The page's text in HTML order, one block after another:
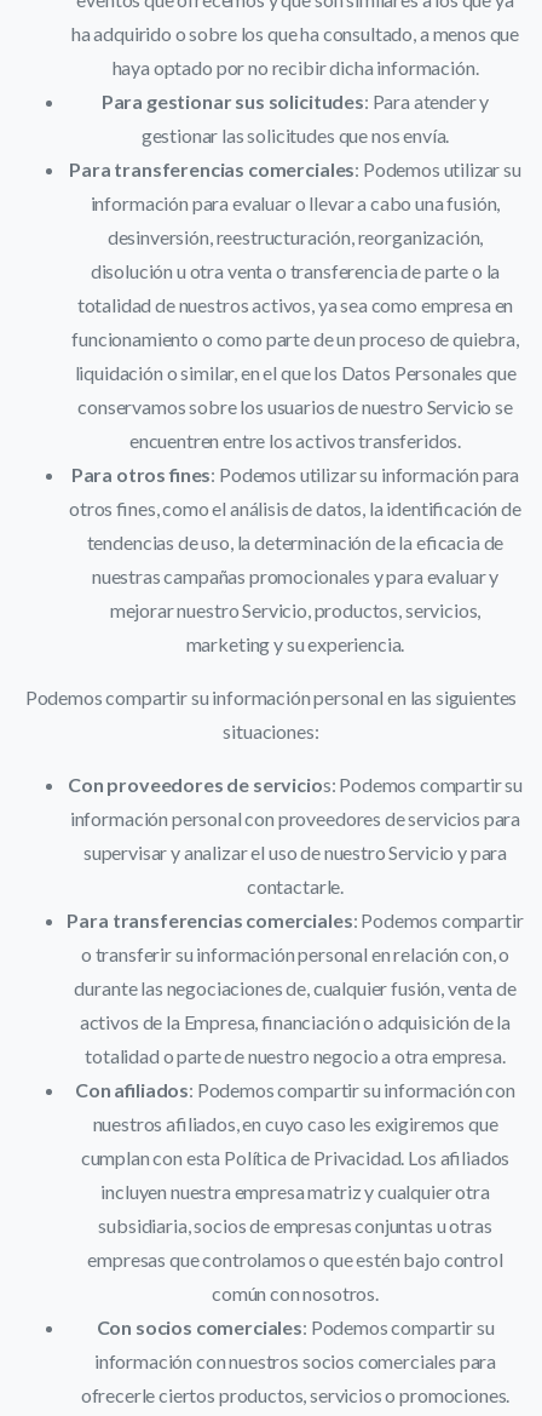
ha adquirido o sobre los que ha consultado, a menos que
haya optado por no recibir dicha información.
Para gestionar sus solicitudes: Para atender y
gestionar las solicitudes que nos envía.
Para transferencias comerciales: Podemos utilizar su
información para evaluar o llevar a cabo una fusión,
desinversión, reestructuración, reorganización,
disolución u otra venta o transferencia de parte o la
totalidad de nuestros activos, ya sea como empresa en
funcionamiento o como parte de un proceso de quiebra,
liquidación o similar, en el que los Datos Personales que
conservamos sobre los usuarios de nuestro Servicio se
encuentren entre los activos transferidos.
Para otros fines: Podemos utilizar su información para
otros fines, como el análisis de datos, la identificación de
tendencias de uso, la determinación de la eficacia de
nuestras campañas promocionales y para evaluar y
mejorar nuestro Servicio, productos, servicios,
marketing y su experiencia.
Podemos compartir su información personal en las siguientes
situaciones:
Con proveedores de servicios: Podemos compartir su
información personal con proveedores de servicios para
supervisar y analizar el uso de nuestro Servicio y para
contactarle.
Para transferencias comerciales: Podemos compartir
o transferir su información personal en relación con, o
durante las negociaciones de, cualquier fusión, venta de
activos de la Empresa, financiación o adquisición de la
totalidad o parte de nuestro negocio a otra empresa.
Con afiliados: Podemos compartir su información con
nuestros afiliados, en cuyo caso les exigiremos que
cumplan con esta Política de Privacidad. Los afiliados
incluyen nuestra empresa matriz y cualquier otra
subsidiaria, socios de empresas conjuntas u otras
empresas que controlamos o que estén bajo control
común con nosotros.
Con socios comerciales: Podemos compartir su
información con nuestros socios comerciales para
ofrecerle ciertos productos, servicios o promociones.